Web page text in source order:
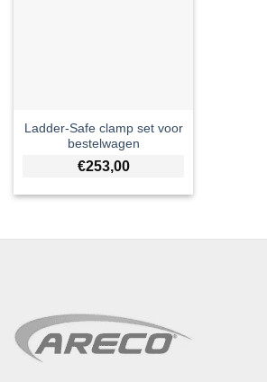
Ladder-Safe clamp set voor
bestelwagen
€253,00